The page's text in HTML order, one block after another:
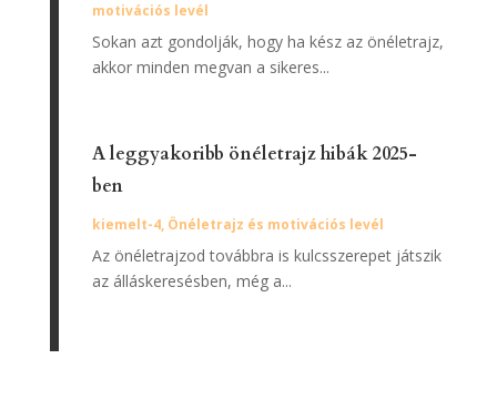
motivációs levél
Sokan azt gondolják, hogy ha kész az önéletrajz,
akkor minden megvan a sikeres...
A leggyakoribb önéletrajz hibák 2025-
ben
kiemelt-4, Önéletrajz és motivációs levél
Az önéletrajzod továbbra is kulcsszerepet játszik
az álláskeresésben, még a...